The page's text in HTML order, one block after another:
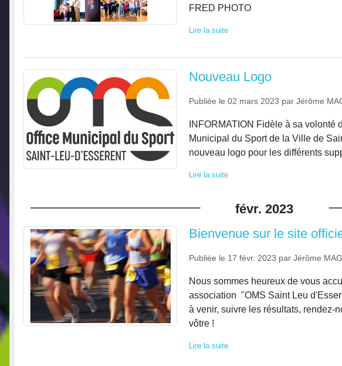
FRED PHOTO
Lire la suite
Nouveau Logo
Publiée le 02 mars 2023 par Jérôme
INFORMATION Fidèle à sa volonté
Municipal du Sport de la Ville de
nouveau logo pour les différents
Lire la suite
févr. 2023
Bienvenue sur le site
Publiée le 17 févr. 2023 par Jérôme
Nous sommes heureux de vous
association "OMS Saint Leu
à venir, suivre les résultats, rendez-
vôtre !
Lire la suite